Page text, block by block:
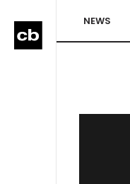
NEWS